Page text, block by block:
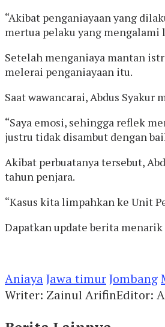
“Akibat penganiayaan yang
mertua pelaku yang
Setelah menganiaya mantan
melerai penganiayaan itu.
Saat wawancarai, Abdus
“Saya emosi, sehingga reflek
justru tidak disambut dengan
Akibat perbuatanya tersebut,
tahun penjara.
“Kasus kita limpahkan ke Unit
Dapatkan update berita
AniayaJawa timurJombang
Writer: Zainul ArifinEditor: